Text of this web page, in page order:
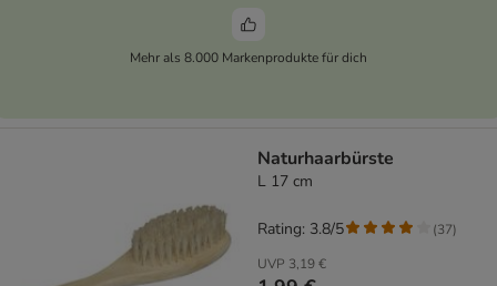
Mehr als 8.000 Markenprodukte für dich
Naturhaarbürste
L 17 cm
UVP 3,19 €
Rating: 3.8/5 (37)